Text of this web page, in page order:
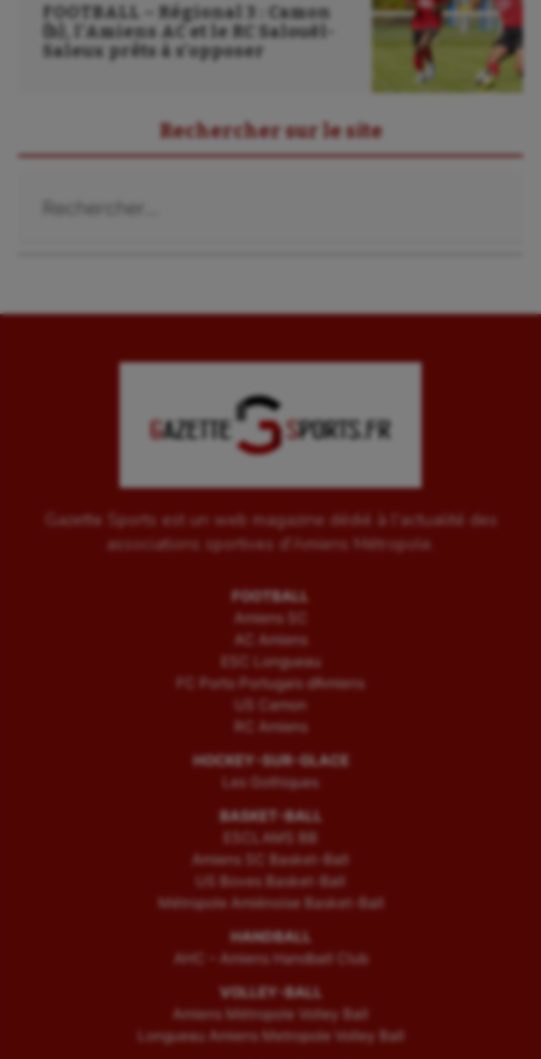
FOOTBALL – Régional 3 : Camon
(b), l’Amiens AC et le RC Salouël-
Saleux prêts à s’opposer
Rechercher sur le site
Gazette Sports est un web magazine dédié à l'actualité des
associations sportives d'Amiens Métropole.
FOOTBALL
Amiens SC
AC Amiens
ESC Longueau
FC Porto Portugais d’Amiens
US Camon
RC Amiens
HOCKEY-SUR-GLACE
Les Gothiques
BASKET-BALL
ESCLAMS BB
Amiens SC Basket-Ball
US Boves Basket-Ball
Métropole Amiénoise Basket-Ball
HANDBALL
AHC – Amiens Handball Club
VOLLEY-BALL
Amiens Métropole Volley Ball
Longueau Amiens Metropole Volley Ball